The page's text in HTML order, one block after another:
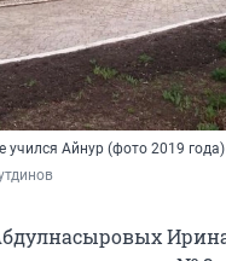
учился Айнур (фото 2019 года)